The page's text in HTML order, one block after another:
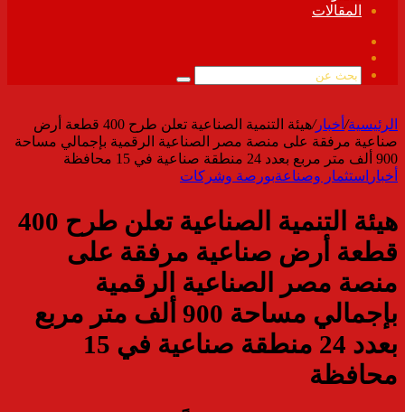
المقالات
الموقع
بحث
الرئيسية/ أخبار/
هيئة التنمية الصناعية تعلن طرح 400 قطعة أرض
صناعية مرفقة على منصة مصر الصناعية الرقمية بإجمالي مساحة
900 ألف متر مربع بعدد 24 منطقة صناعية في 15 محافظة
أخبار استثمار وصناعةبورصة وشركات
هيئة التنمية الصناعية تعلن طرح 400
قطعة أرض صناعية مرفقة على
منصة مصر الصناعية الرقمية
بإجمالي مساحة 900 ألف متر مربع
بعدد 24 منطقة صناعية في 15
محافظة